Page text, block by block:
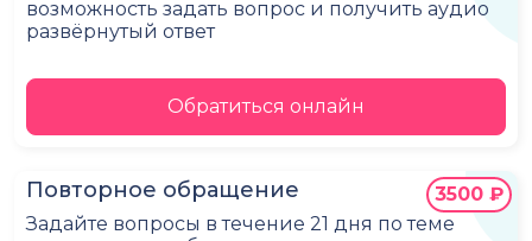
возможность задать вопрос и получить аудио
развёрнутый ответ
Обратиться онлайн
Повторное обращение
Задайте вопросы в течение 21 дня по теме
3500 ₽